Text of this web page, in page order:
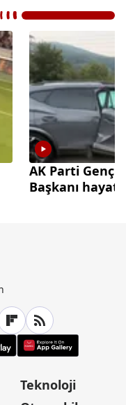
AK Parti
Başkanı
Teknoloji